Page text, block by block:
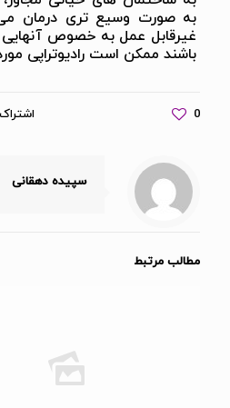
به صورت وسیع تری درمان می
غیرقابل عمل به خصوص
باشند ممکن است رادیوتراپی
اشتراک 0
سپیده دهقانی
مطالب مرتبط